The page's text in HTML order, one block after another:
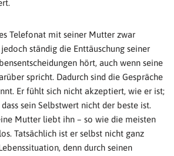
Telefonat mit seiner Mutter zwar
ständig die Enttäuschung seiner
hört, auch wenn seine
spricht. Dadurch sind die Gespräche
Er fühlt sich nicht akzeptiert, wie er ist;
sein Selbstwert nicht der beste ist.
Mutter liebt ihn – so wie die meisten
Tatsächlich ist er selbst nicht ganz
denn durch seinen